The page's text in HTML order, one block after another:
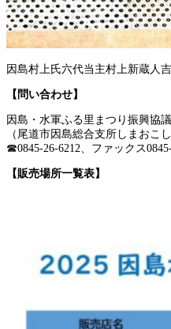
因島村上氏六代当主村上新蔵人
【問い合わせ】
因島・水軍ふる里まつり振興協
（尾道市因島総合支所しまおこ
☎0845-26-6212、ファックス
【販売場所一覧表】